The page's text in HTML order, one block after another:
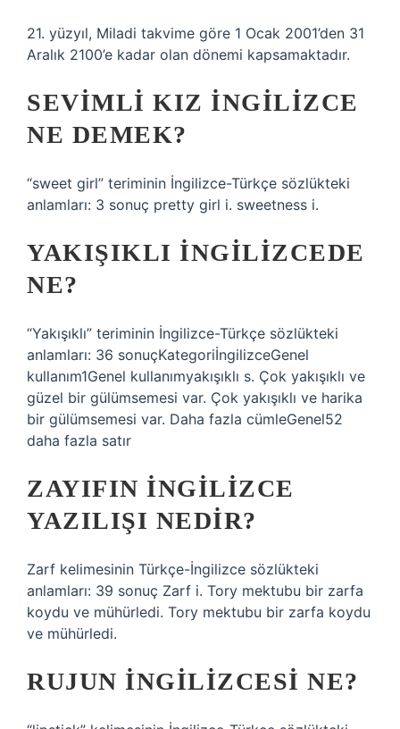
21. yüzyıl, Miladi takvime göre 1 Ocak 2001’den 31
Aralık 2100’e kadar olan dönemi kapsamaktadır.
SEVIMLI KIZ INGILIZCE
NE DEMEK?
“sweet girl” teriminin İngilizce-Türkçe sözlükteki
anlamları: 3 sonuç pretty girl i. sweetness i.
YAKIŞIKLI INGILIZCEDE
NE?
“Yakışıklı” teriminin İngilizce-Türkçe sözlükteki
anlamları: 36 sonuçKategoriİngilizceGenel
kullanım1Genel kullanımyakışıklı s. Çok yakışıklı ve
güzel bir gülümsemesi var. Çok yakışıklı ve harika
bir gülümsemesi var. Daha fazla cümleGenel52
daha fazla satır
ZAYIFIN İNGILIZCE
YAZILIŞI NEDIR?
Zarf kelimesinin Türkçe-İngilizce sözlükteki
anlamları: 39 sonuç Zarf i. Tory mektubu bir zarfa
koydu ve mühürledi. Tory mektubu bir zarfa koydu
ve mühürledi.
RUJUN INGILIZCESI NE?